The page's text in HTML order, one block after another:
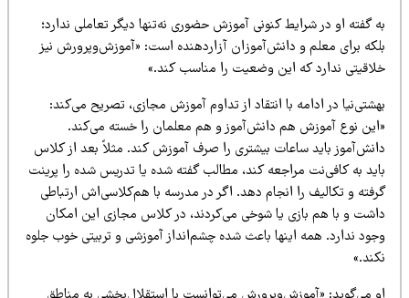
گفته او در شرایط کنونی آموزش حضوری نه‌تنها دیگر تعاملی ندارد؛
برای معلم و دانش‌آموزان آزاردهنده است: «آموزش‌وپرورش نیز
ندارد که این وضعیت را مناسب کند.»
در ادامه با انتقاد از تداوم آموزش مجازی، تصریح می‌کند:
نوع آموزش هم دانش‌آموز و هم معلمان را خسته می‌کند.
باید ساعات بیشتری را صرف آموزش کند. مثلاً بعد از کلاس
به کافی‌نت مراجعه کند، مطالب گفته شده یا تدریس شده را پرینت
و تکالیف را انجام دهد. اگر در مدرسه با هم‌کلاسی‌اش ارتباطی
و با هم بازی یا شوخی می‌کردند، در کلاس مجازی این امکان
ندارد. همه اینها باعث شده چشم‌انداز آموزشی و تربیتی خوب جلوه